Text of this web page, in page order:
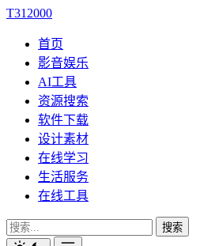
T312000
首页
影音娱乐
AI工具
资源搜索
软件下载
设计素材
在线学习
生活服务
在线工具
搜索